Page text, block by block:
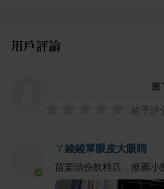
用戶評論
留
給予評
ㄚ綾綾單眼皮大眼睛
苗栗頭份飲料店，推薦小